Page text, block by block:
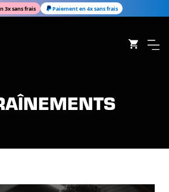
3x sans frais Paiement en 4x sans frais